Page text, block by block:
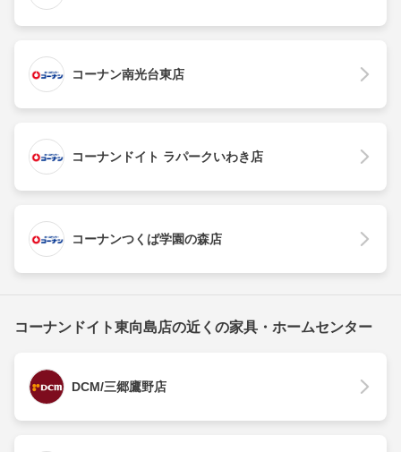
コーナン南光台東店
コーナンドイト ラパークいわき店
コーナンつくば学園の森店
コーナンドイト東向島店の近くの家具・ホームセンター
DCM/三郷鷹野店